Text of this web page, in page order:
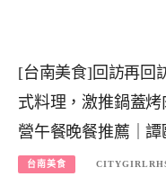
[台南美食]回訪再回
式料理，激推鍋蓋
營午餐晚餐推薦｜
台南美食